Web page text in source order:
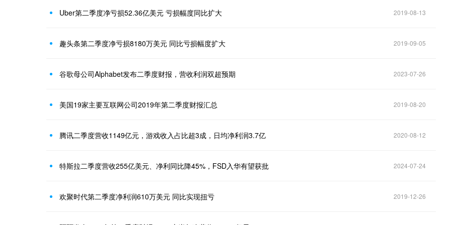
Uber第二季度净亏损52.36亿美元 亏损幅度同比扩大 2019-08-13
趣头条第二季度净亏损8180万美元 同比亏损幅度扩大 2019-09-05
谷歌母公司Alphabet发布二季度财报，营收利润双超预期 2023-07-26
美国19家主要互联网公司2019年第二季度财报汇总 2019-08-20
腾讯二季度营收1149亿元，游戏收入占比超3成，日均净利润3.7亿 2020-08-12
特斯拉二季度营收255亿美元、净利同比降45%，FSD入华有望获批 2024-07-24
欢聚时代第二季度净利润610万美元 同比实现扭亏 2019-12-26